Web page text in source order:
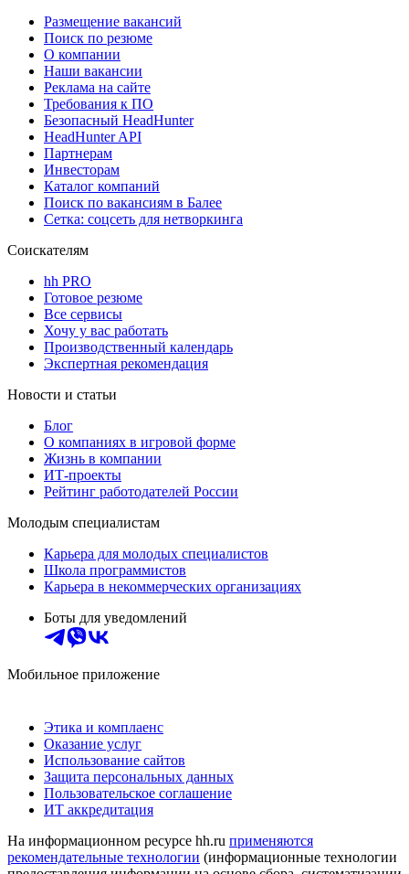
Размещение вакансий
Поиск по резюме
О компании
Наши вакансии
Реклама на сайте
Требования к ПО
Безопасный HeadHunter
HeadHunter API
Партнерам
Инвесторам
Каталог компаний
Поиск по вакансиям в Балее
Сетка: соцсеть для нетворкинга
Соискателям
hh PRO
Готовое резюме
Все сервисы
Хочу у вас работать
Производственный календарь
Экспертная рекомендация
Новости и статьи
Блог
О компаниях в игровой форме
Жизнь в компании
ИТ-проекты
Рейтинг работодателей России
Молодым специалистам
Карьера для молодых специалистов
Школа программистов
Карьера в некоммерческих организациях
Боты для уведомлений
Мобильное приложение
Этика и комплаенс
Оказание услуг
Использование сайтов
Защита персональных данных
Пользовательское соглашение
ИТ аккредитация
На информационном ресурсе hh.ru применяются
рекомендательные технологии (информационные технологии